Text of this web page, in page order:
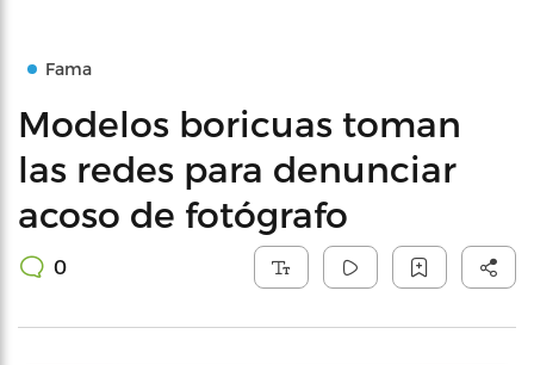
Fama
Modelos boricuas toman
las redes para denunciar
acoso de fotógrafo
0